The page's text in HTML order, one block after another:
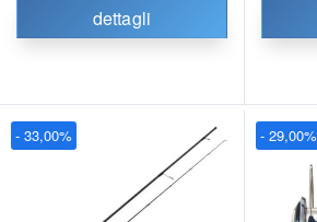
dettagli
- 33,00% - 29,00%